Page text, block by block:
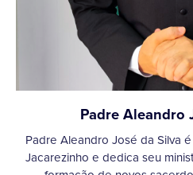
Padre Aleandro
Padre Aleandro José da Silva
Jacarezinho e dedica seu